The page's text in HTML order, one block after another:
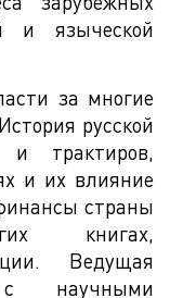
и языческой
за многие
русской
и трактиров,
и их влияние
страны
книгах,
Ведущая
с научными